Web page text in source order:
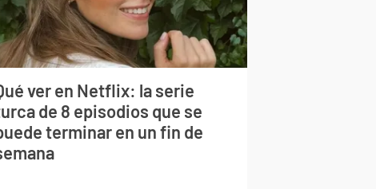
ver en Netflix: la serie
de 8 episodios que se
terminar en un fin de